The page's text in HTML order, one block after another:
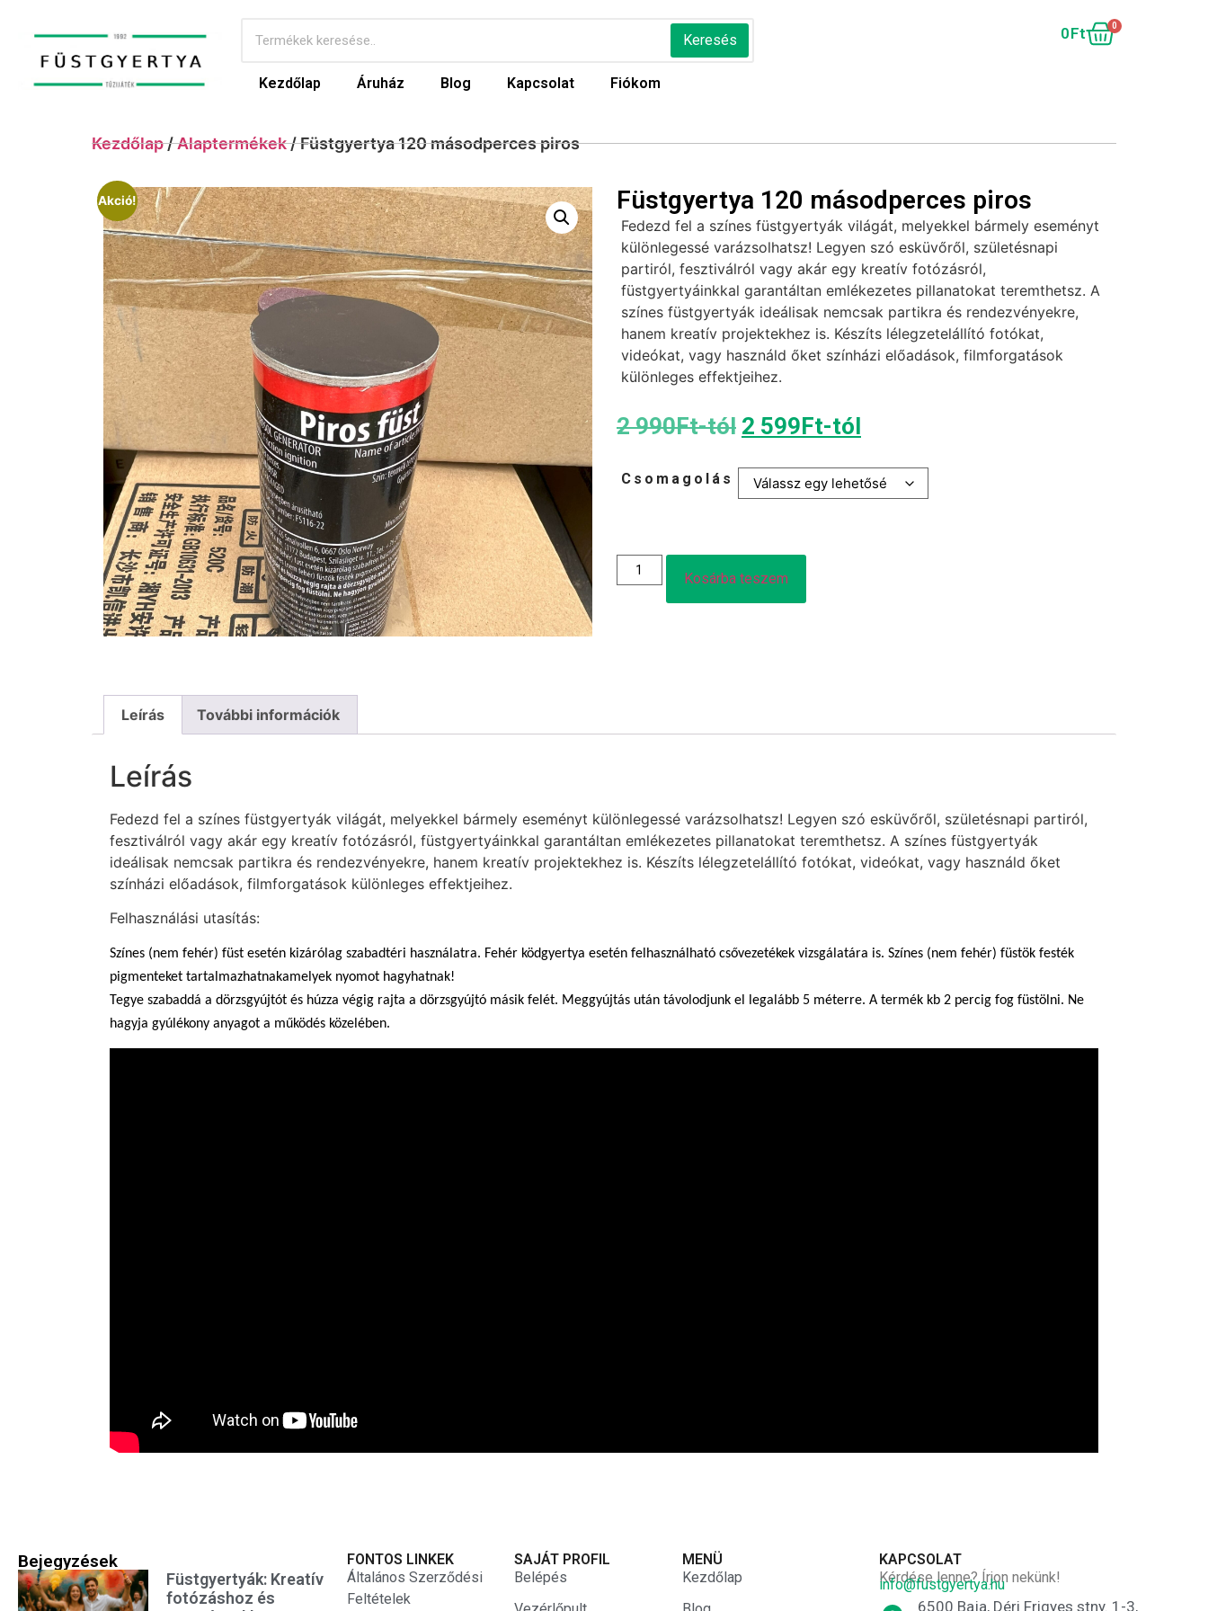
Keresés
Kezdőlap Áruház Blog Kapcsolat Fiókom
0Ft 0
Kezdőlap/Alaptermékek/ Füstgyertya 120 másodperces piros
Akció! Füstgyertya 120 másodperces piros
Fedezd fel a színes füstgyertyák világát, melyekkel bármely eseményt
különlegessé varázsolhatsz! Legyen szó esküvőről, születésnapi
partiról, fesztiválról vagy akár egy kreatív fotózásról,
füstgyertyáinkkal garantáltan emlékezetes pillanatokat teremthetsz. A
színes füstgyertyák ideálisak nemcsak partikra és rendezvényekre,
hanem kreatív projektekhez is. Készíts lélegzetelállító fotókat,
videókat, vagy használd őket színházi előadások, filmforgatások
különleges effektjeihez.
2 990Ft-tól 2 599Ft-tól
Csomagolás
Kosárba teszem
Leírás További információk
Leírás
Fedezd fel a színes füstgyertyák világát, melyekkel bármely eseményt különlegessé varázsolhatsz! Legyen szó esküvőről, születésnapi partiról,
fesztiválról vagy akár egy kreatív fotózásról, füstgyertyáinkkal garantáltan emlékezetes pillanatokat teremthetsz. A színes füstgyertyák
ideálisak nemcsak partikra és rendezvényekre, hanem kreatív projektekhez is. Készíts lélegzetelállító fotókat, videókat, vagy használd őket
színházi előadások, filmforgatások különleges effektjeihez.
Felhasználási utasítás:
Színes (nem fehér) füst esetén kizárólag szabadtéri használatra. Fehér ködgyertya esetén felhasználható csővezetékek vizsgálatára is. Színes (nem fehér) füstök festék
pigmenteket tartalmazhatnakamelyek nyomot hagyhatnak!
Tegye szabaddá a dörzsgyújtót és húzza végig rajta a dörzsgyújtó másik felét. Meggyújtás után távolodjunk el legalább 5 méterre. A termék kb 2 percig fog füstölni. Ne
hagyja gyúlékony anyagot a működés közelében.
Bejegyzések
Füstgyertyák: Kreatív
fotózáshoz és
FONTOS LINKEK
Általános Szerződési
Feltételek
SAJÁT PROFIL
Belépés
MENÜ
Kezdőlap
KAPCSOLAT
Kérdése lenne? Írjon nekünk!
info@fustgyertya.hu
6500 Baja, Déri Frigyes stny. 1-3,